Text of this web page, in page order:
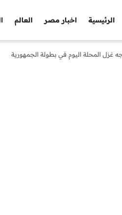
الرئيسية اخبار مصر العالم